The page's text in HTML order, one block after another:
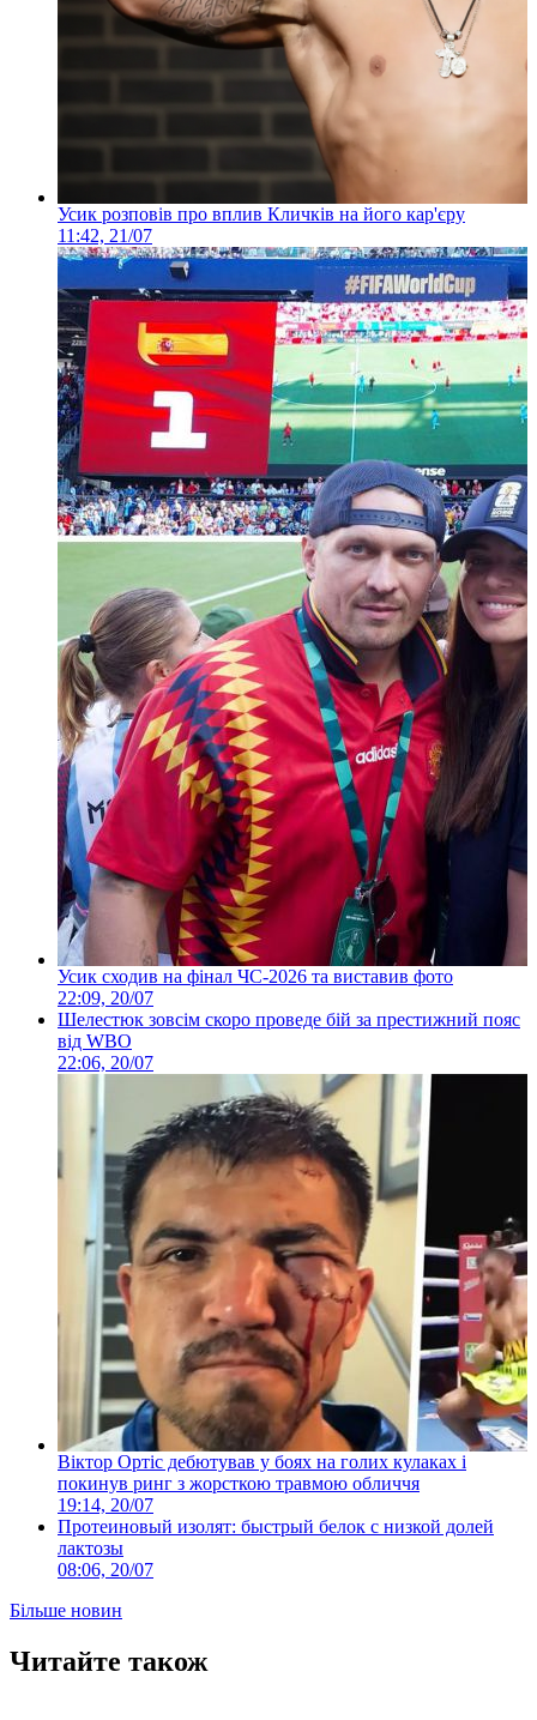
Усик розповів про вплив Кличків на його кар'єру
11:42, 21/07
Усик сходив на фінал ЧС-2026 та виставив фото
22:09, 20/07
Шелестюк зовсім скоро проведе бій за престижний пояс
від WBO
22:06, 20/07
Віктор Ортіс дебютував у боях на голих кулаках і
покинув ринг з жорсткою травмою обличчя
19:14, 20/07
Протеиновый изолят: быстрый белок с низкой долей
лактозы
08:06, 20/07
Більше новин
Читайте також